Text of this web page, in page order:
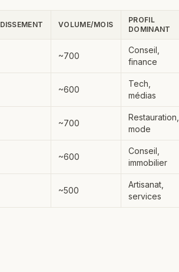
VOLUME/MOIS
PROFIL
DOMINANT
~700
Conseil,
finance
~600
Tech,
médias
~700
Restauration,
mode
~600
Conseil,
immobilier
~500
Artisanat,
services